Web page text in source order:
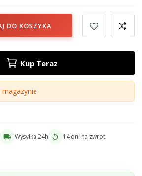
DO KOSZYKA
Kup Teraz
local_shipping Wysyłka 24h replay 14 dni na zwrot